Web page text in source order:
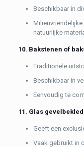
Beschikbaar in
natuurlijke
10. Bakstenen of
Traditionele
Beschikbaar in
Eenvoudig te
11. Glas
Geeft een
Vaak gebruikt in